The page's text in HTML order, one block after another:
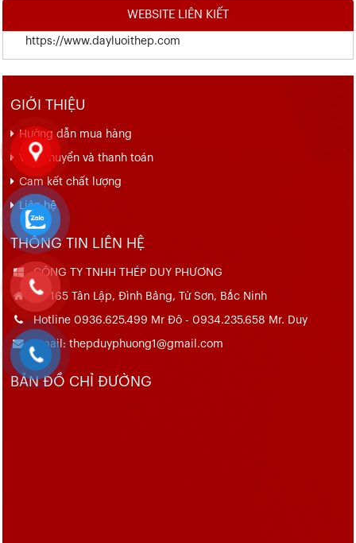
WEBSITE LIÊN KIẾT
https://www.dayluoithep.com
GIỚI THIỆU
Hướng dẫn mua hàng
Vận chuyển và thanh toán
Cam kết chất lượng
Liên hệ
THÔNG TIN LIÊN HỆ
CÔNG TY TNHH THÉP DUY PHƯƠNG
Số 165 Tân Lập, Đình Bảng, Từ Sơn, Bắc Ninh
Hotline 0936.625.499 Mr Đô - 0934.235.658 Mr. Duy
Email: thepduyphuong1@gmail.com
BẢN ĐỒ CHỈ ĐƯỜNG